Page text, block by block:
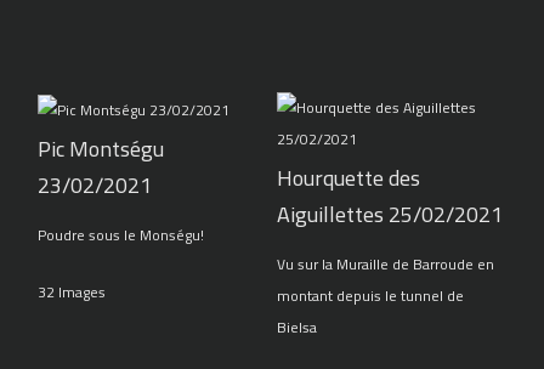
Pic Montségu
23/02/2021
Poudre sous le Monségu!
32 Images
Hourquette des
Aiguillettes 25/02/2021
Vu sur la Muraille de Barroude en
montant depuis le tunnel de
Bielsa